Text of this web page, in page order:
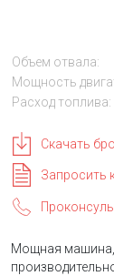
Объем отвала:
Мощность
Расход топлива:
Скачать
Запросить
Мощная машина,